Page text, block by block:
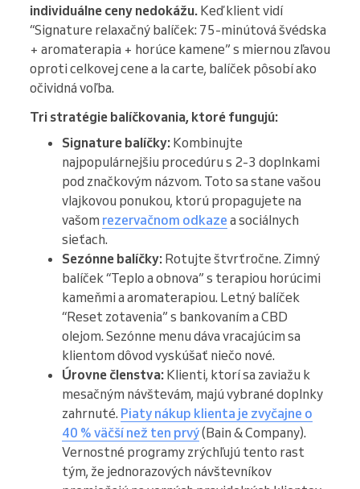
individuálne ceny nedokážu. Keď klient vidí
“Signature relaxačný balíček: 75-minútová švédska
+ aromaterapia + horúce kamene” s miernou zľavou
oproti celkovej cene a la carte, balíček pôsobí ako
očividná voľba.
Tri stratégie balíčkovania, ktoré fungujú:
Signature balíčky: Kombinujte
najpopulárnejšiu procedúru s 2-3 doplnkami
pod značkovým názvom. Toto sa stane vašou
vlajkovou ponukou, ktorú propagujete na
vašom rezervačnom odkaze a sociálnych
sieťach.
Sezónne balíčky: Rotujte štvrťročne. Zimný
balíček “Teplo a obnova” s terapiou horúcimi
kameňmi a aromaterapiou. Letný balíček
“Reset zotavenia” s bankovaním a CBD
olejom. Sezónne menu dáva vracajúcim sa
klientom dôvod vyskúšať niečo nové.
Úrovne členstva: Klienti, ktorí sa zaviažu k
mesačným návštevám, majú vybrané doplnky
zahrnuté. Piaty nákup klienta je zvyčajne o
40 % väčší než ten prvý(Bain & Company).
Vernostné programy zrýchľujú tento rast
tým, že jednorazových návštevníkov